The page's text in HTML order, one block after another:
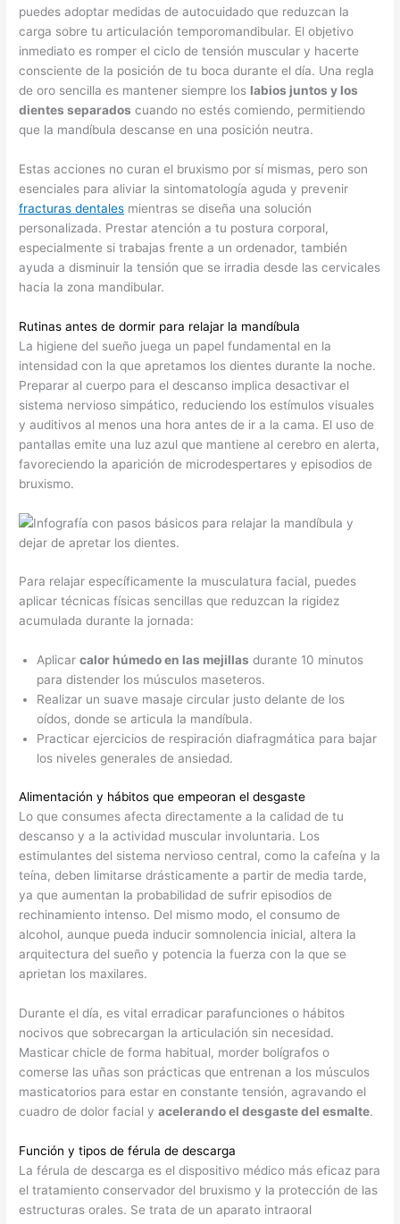
puedes adoptar medidas de autocuidado que reduzcan la
carga sobre tu articulación temporomandibular. El objetivo
inmediato es romper el ciclo de tensión muscular y hacerte
consciente de la posición de tu boca durante el día. Una regla
de oro sencilla es mantener siempre los labios juntos y los
dientes separados cuando no estés comiendo, permitiendo
que la mandíbula descanse en una posición neutra.
Estas acciones no curan el bruxismo por sí mismas, pero son
esenciales para aliviar la sintomatología aguda y prevenir
fracturas dentales mientras se diseña una solución
personalizada. Prestar atención a tu postura corporal,
especialmente si trabajas frente a un ordenador, también
ayuda a disminuir la tensión que se irradia desde las cervicales
hacia la zona mandibular.
Rutinas antes de dormir para relajar la mandíbula
La higiene del sueño juega un papel fundamental en la
intensidad con la que apretamos los dientes durante la noche.
Preparar al cuerpo para el descanso implica desactivar el
sistema nervioso simpático, reduciendo los estímulos visuales
y auditivos al menos una hora antes de ir a la cama. El uso de
pantallas emite una luz azul que mantiene al cerebro en alerta,
favoreciendo la aparición de microdespertares y episodios de
bruxismo.
Para relajar específicamente la musculatura facial, puedes
aplicar técnicas físicas sencillas que reduzcan la rigidez
acumulada durante la jornada:
Aplicarcalor húmedo en las mejillas durante 10 minutos
para distender los músculos maseteros.
Realizar un suave masaje circular justo delante de los
oídos, donde se articula la mandíbula.
Practicar ejercicios de respiración diafragmática para bajar
los niveles generales de ansiedad.
Alimentación y hábitos que empeoran el desgaste
Lo que consumes afecta directamente a la calidad de tu
descanso y a la actividad muscular involuntaria. Los
estimulantes del sistema nervioso central, como la cafeína y la
teína, deben limitarse drásticamente a partir de media tarde,
ya que aumentan la probabilidad de sufrir episodios de
rechinamiento intenso. Del mismo modo, el consumo de
alcohol, aunque pueda inducir somnolencia inicial, altera la
arquitectura del sueño y potencia la fuerza con la que se
aprietan los maxilares.
Durante el día, es vital erradicar parafunciones o hábitos
nocivos que sobrecargan la articulación sin necesidad.
Masticar chicle de forma habitual, morder bolígrafos o
comerse las uñas son prácticas que entrenan a los músculos
masticatorios para estar en constante tensión, agravando el
cuadro de dolor facial yacelerando el desgaste del esmalte.
Función y tipos de férula de descarga
La férula de descarga es el dispositivo médico más eficaz para
el tratamiento conservador del bruxismo y la protección de las
estructuras orales. Se trata de un aparato intraoral